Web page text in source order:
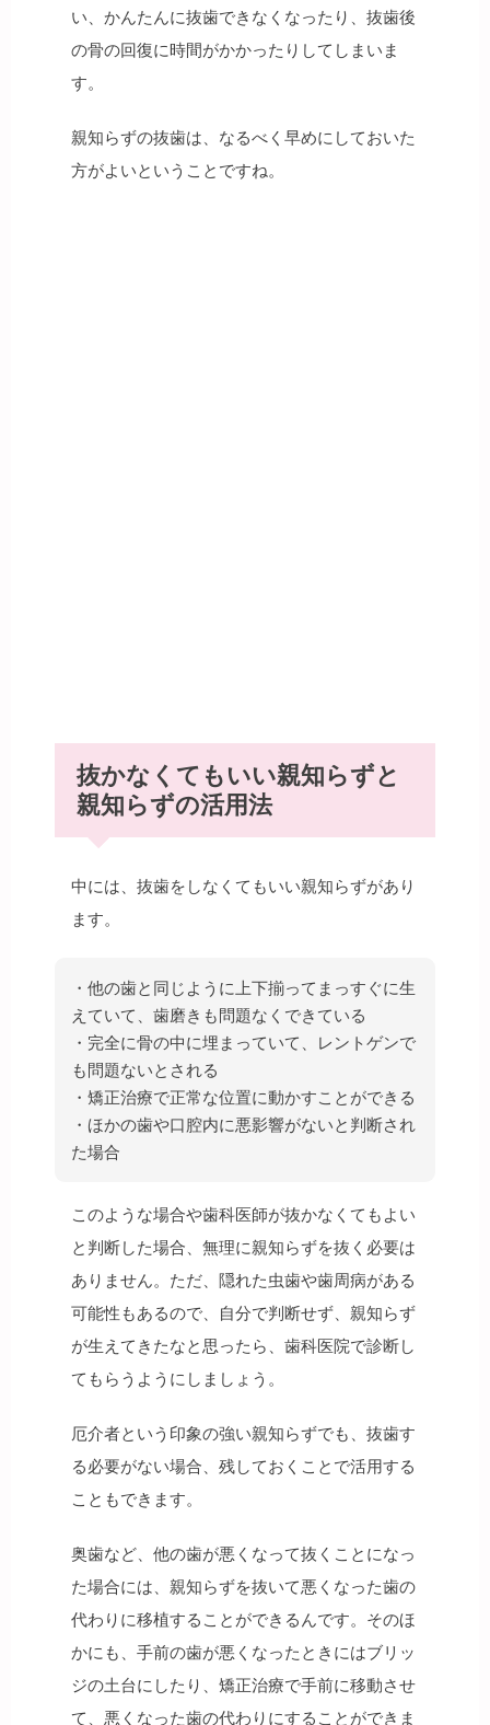
い、かんたんに抜歯できなくなったり、抜歯後
の骨の回復に時間がかかったりしてしまいま
す。
親知らずの抜歯は、なるべく早めにしておいた
方がよいということですね。
抜かなくてもいい親知らずと
親知らずの活用法
中には、抜歯をしなくてもいい親知らずがあり
ます。
・他の歯と同じように上下揃ってまっすぐに生
えていて、歯磨きも問題なくできている
・完全に骨の中に埋まっていて、レントゲンで
も問題ないとされる
・矯正治療で正常な位置に動かすことができる
・ほかの歯や口腔内に悪影響がないと判断され
た場合
このような場合や歯科医師が抜かなくてもよい
と判断した場合、無理に親知らずを抜く必要は
ありません。ただ、隠れた虫歯や歯周病がある
可能性もあるので、自分で判断せず、親知らず
が生えてきたなと思ったら、歯科医院で診断し
てもらうようにしましょう。
厄介者という印象の強い親知らずでも、抜歯す
る必要がない場合、残しておくことで活用する
こともできます。
奥歯など、他の歯が悪くなって抜くことになっ
た場合には、親知らずを抜いて悪くなった歯の
代わりに移植することができるんです。そのほ
かにも、手前の歯が悪くなったときにはブリッ
ジの土台にしたり、矯正治療で手前に移動させ
て、悪くなった歯の代わりにすることができま